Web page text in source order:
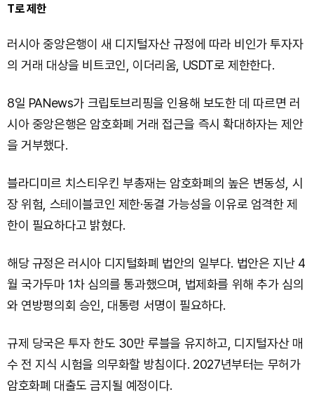
T로 제한
러시아 중앙은행이 새 디지털자산 규정에 따라 비인가 투자자
의 거래 대상을 비트코인, 이더리움, USDT로 제한한다.
8일 PANews가 크립토브리핑을 인용해 보도한 데 따르면 러
시아 중앙은행은 암호화폐 거래 접근을 즉시 확대하자는 제안
을 거부했다.
블라디미르 치스티우킨 부총재는 암호화폐의 높은 변동성, 시
장 위험, 스테이블코인 제한·동결 가능성을 이유로 엄격한 제
한이 필요하다고 밝혔다.
해당 규정은 러시아 디지털화폐 법안의 일부다. 법안은 지난 4
월 국가두마 1차 심의를 통과했으며, 법제화를 위해 추가 심의
와 연방평의회 승인, 대통령 서명이 필요하다.
규제 당국은 투자 한도 30만 루블을 유지하고, 디지털자산 매
수 전 지식 시험을 의무화할 방침이다. 2027년부터는 무허가
암호화폐 대출도 금지될 예정이다.